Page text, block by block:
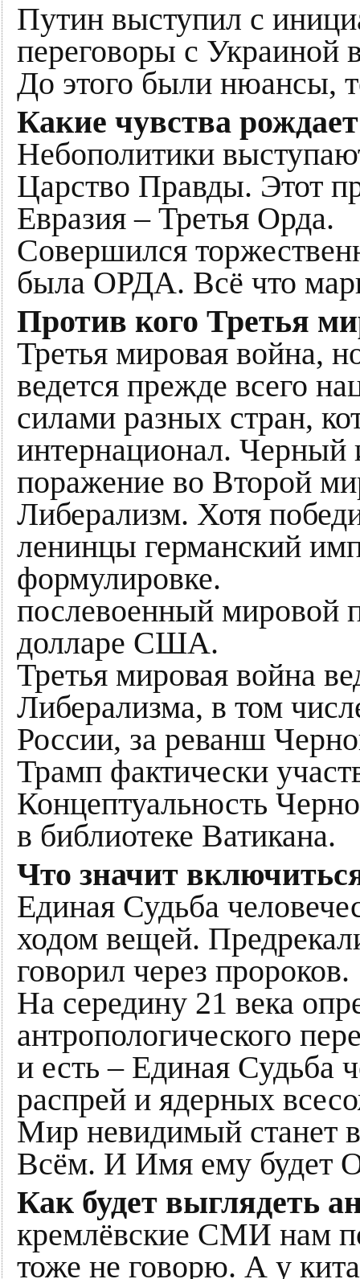
Путин выступил с
переговоры с Украиной
До этого были нюансы,
Какие чувства
Небополитики
Царство Правды. Этот
Евразия – Третья Орда.
Совершился
была ОРДА. Всё что
Против кого Третья
Третья мировая война,
ведется прежде всего
силами разных стран,
интернационал. Черный
поражение во Второй
Либерализм. Хотя
ленинцы германский
формулировке.
послевоенный мировой
долларе США.
Третья мировая война
Либерализма, в том
России, за реванш
Трамп фактически
Концептуальность
в библиотеке Ватикана.
Что значит
Единая Судьба
ходом вещей.
говорил через пророков.
На середину 21 века
антропологического
и есть – Единая Судьба
распрей и ядерных
Мир невидимый станет
Всём. И Имя ему будет
Как будет выглядеть
кремлёвские СМИ нам
тоже не говорю. А у